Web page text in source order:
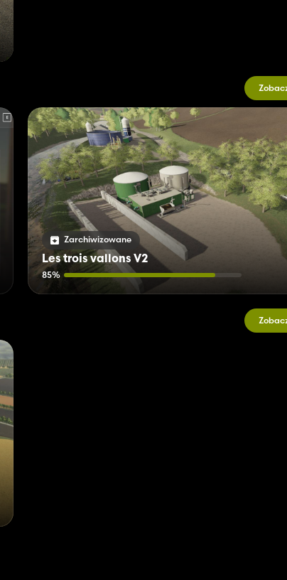
Zarchiwizowane
Les trois vallons V2
85%